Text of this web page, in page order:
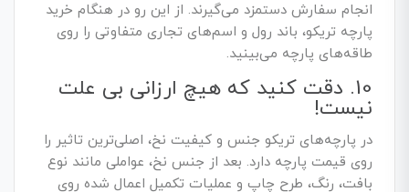
انجام سفارش دستمزد می‌گیرند. از این رو در هنگام خرید
پارچه تریکو، باند رول و اسم‌های تجاری متفاوتی را روی
طاقه‌های پارچه می‌بینید.
10. دقت کنید که هیچ ارزانی بی علت
نیست!
در پارچه‌های تریکو جنس و کیفیت نخ، اصلی‌ترین تاثیر را
روی قیمت پارچه دارد. بعد از جنس نخ، عواملی مانند نوع
بافت، رنگ، طرح چاپ و عملیات تکمیل اعمال شده روی